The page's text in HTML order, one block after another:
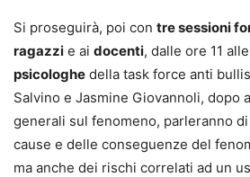
Si proseguirà, poi con tre sessioni
ragazzi e ai docenti, dalle ore 11
psicologhe della task force anti
Salvino e Jasmine Giovannoli, dopo
generali sul fenomeno, parleranno
cause e delle conseguenze del
ma anche dei rischi correlati ad un